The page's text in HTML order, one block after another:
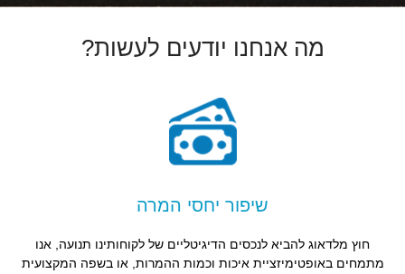
מה אנחנו יודעים לעשות?
שיפור יחסי המרה
חוץ מלדאוג להביא לנכסים הדיגיטליים של לקוחותינו תנועה, אנו
מתמחים באופטימיזציית איכות וכמות ההמרות, או בשפה המקצועית